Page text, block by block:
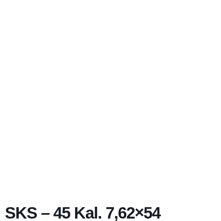
SKS – 45 Kal. 7,62×54